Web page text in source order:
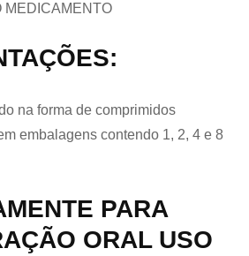
MEDICAMENTO
na forma de comprimidos
embalagens contendo 1, 2, 4 e 8
PARA
ORAL USO